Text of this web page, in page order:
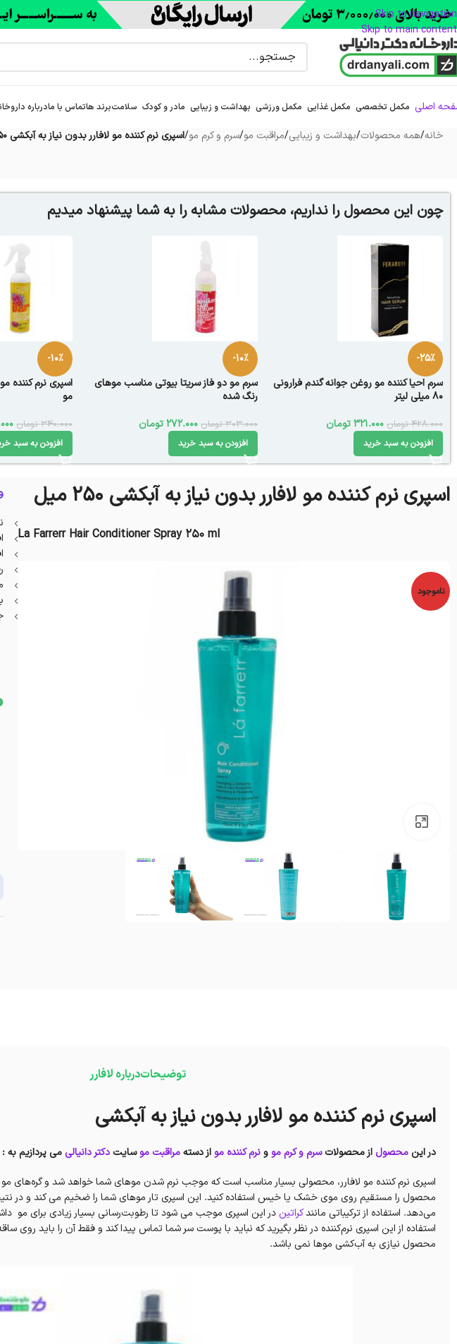
Skip to navigation
Skip to main content
اصلی مکمل تخصصی مکمل غذایی مکمل ورزشی بهداشت و زیبایی مادر و کودک سلامتبرند هاتماس با مادرباره‌
خانه/همه محصولات/بهداشت و زیبایی/مراقبت مو/سرم و کرم مو/اسپری نرم کننده مو لافارر بدون نیاز به آبکشی 250 میل
چون این محصول را نداریم، محصولات مشابه را به شما پیشنهاد میدیم
-25%
سرم احیا کننده مو روغن جوانه گندم فرارونی
80 میلی لیتر
428.000 تومان 321.000تومان
افزودن به سبد خرید
-10%
سرم مو دو فاز سریتا بیوتی مناسب موهای
رنگ شده
303.000 تومان 272.000 تومان
افزودن به سبد خرید
-10%
اسپری نرم کننده
مو
340.000 تومان
افزودن به سبد
اسپری نرم کننده مو لافارر بدون نیاز به آبکشی 250 میل
La Farrerr Hair Conditioner Spray 250 ml
ناموجود
توضیحاتدرباره لافارر
اسپری نرم کننده مو لافارر بدون نیاز به آبکشی
در این محصول از محصولاتسرم و کرم موونرم کننده مواز دستهمراقبت موسایتدکتر دانیالیمی پردازیم به :
اسپری نرم کننده مو لافارر، محصولی بسیار مناسب است که موجب نرم شدن موهای شما خواهد شد و گره‌های مو
محصول را مستقیم روی موی خشک یا خیس استفاده کنید. این اسپری تار موهای شما را ضخیم می کند و در
می‌دهد. استفاده از ترکیباتی مانندکراتین در این اسپری موجب می شود تا رطوبت‌رسانی بسیار زیادی برای مو
استفاده از این اسپری نرم‌کننده در نظر بگیرید که نباید با پوست سر شما تماس پیدا کند و فقط آن را باید
محصول نیازی به آب‌کشی موها نمی باشد.